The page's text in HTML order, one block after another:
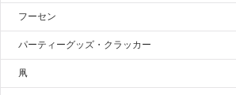
フーセン
パーティーグッズ・クラッカー
凧